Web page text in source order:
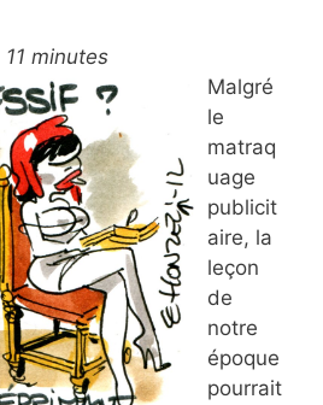
11 minutes
Malgré
le
matraq
uage
publicit
aire, la
leçon
de
notre
époque
pourrait